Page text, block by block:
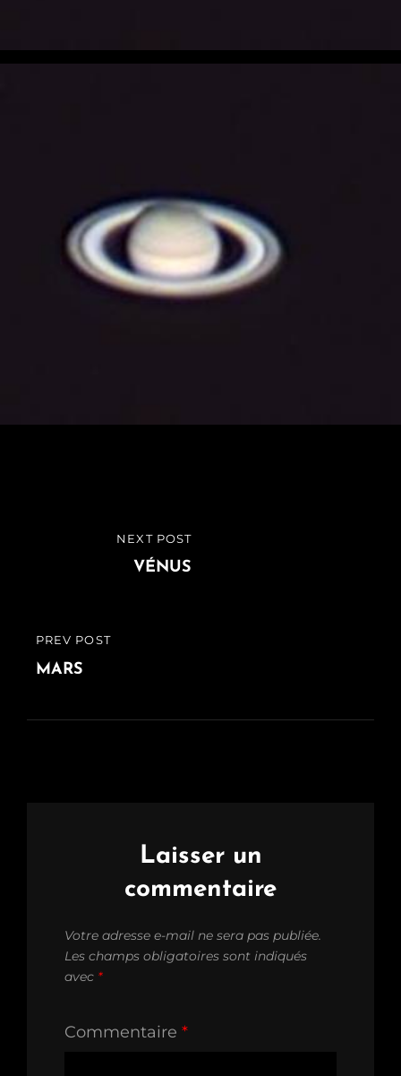
Navigation
PREVIOUS
POST
PREV POST
MARS
NEXT POST
VÉNUS
Laisser un
commentaire
Votre adresse e-mail ne sera pas publiée.
Les champs obligatoires sont indiqués
avec *
Commentaire *